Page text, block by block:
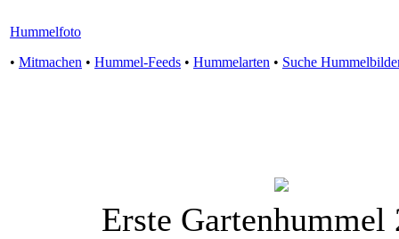
Hummelfoto
• Mitmachen • Hummel-Feeds • Hummelarten • Suche
Erste Gartenhummel